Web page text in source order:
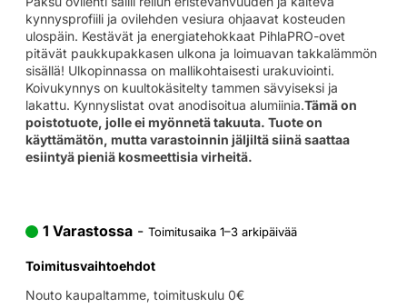
kynnysprofiili ja ovilehden vesiura ohjaavat kosteuden
ulospäin. Kestävät ja energiatehokkaat PihlaPRO-ovet
pitävät paukkupakkasen ulkona ja loimuavan takkalämmön
sisällä! Ulkopinnassa on mallikohtaisesti urakuviointi.
Koivukynnys on kuultokäsitelty tammen sävyiseksi ja
lakattu. Kynnyslistat ovat anodisoitua alumiinia.Tämä on
poistotuote, jolle ei myönnetä takuuta. Tuote on
käyttämätön, mutta varastoinnin jäljiltä siinä saattaa
esiintyä pieniä kosmeettisia virheitä.
1 Varastossa - Toimitusaika 1–3 arkipäivää
Toimitusvaihtoehdot
Nouto kaupaltamme, toimituskulu 0€